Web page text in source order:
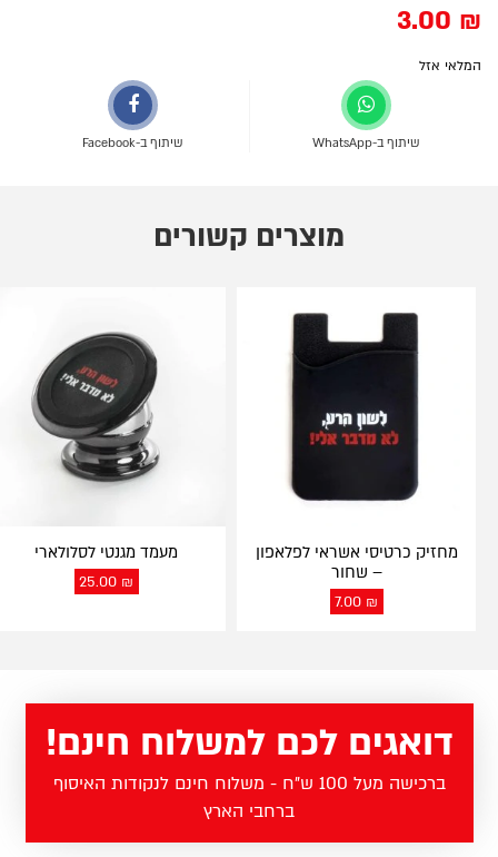
3.00 ₪
המלאי אזל
שיתוף ב-WhatsApp שיתוף ב-Facebook
מוצרים קשורים
מחזיק כרטיסי אשראי לפלאפון
– שחור
7.00 ₪
מעמד מגנטי לסלולארי
25.00 ₪
דואגים לכם למשלוח חינם!
ברכישה מעל 100 ש"ח - משלוח חינם לנקודות האיסוף
ברחבי הארץ